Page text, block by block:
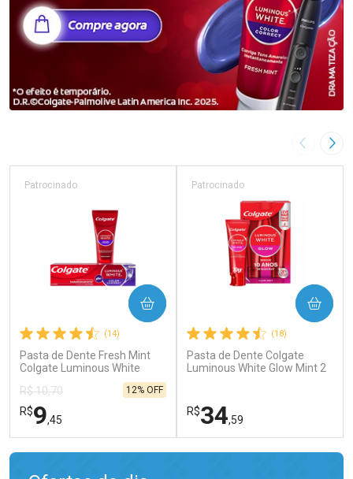
Imagem
(14)
Pasta de Dente Fresh Mint
Colgate Luminous White
Patrocinado
R$ 10,70
R$9,45
12% OFF
COMPRAR
(18)
Pasta de Dente Colgate
Luminous White Glow Mint 2
Patrocinado
R$34,59
COMPRAR